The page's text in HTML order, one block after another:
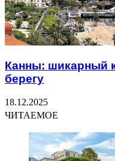
Канны: шикарный
берегу
18.12.2025
ЧИТАЕМОЕ